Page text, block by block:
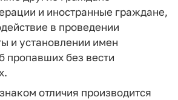
и иностранные граждане,
в проведении
и установлении имен
пропавших без вести
отличия производится